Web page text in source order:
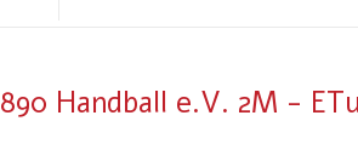
Handball e.V. 2M -